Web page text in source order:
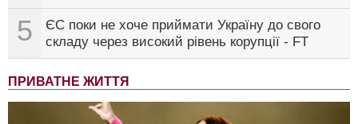
5
ЄС поки не хоче приймати Україну до свого
складу через високий рівень корупції - FT
ПРИВАТНЕ ЖИТТЯ